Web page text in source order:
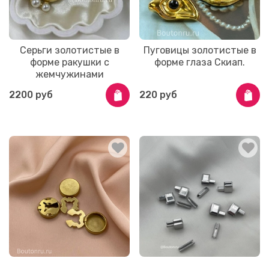
Серьги золотистые в
форме ракушки с
жемчужинами
2200 руб
Пуговицы золотистые в
форме глаза Скиап.
220 руб